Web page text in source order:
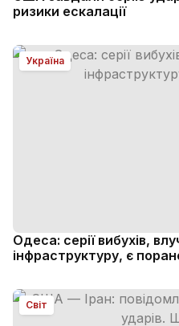
ризики ескалації
Україна
Одеса: серії вибухів,
інфраструктуру, є
Світ